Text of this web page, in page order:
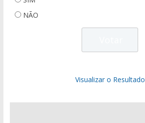
NÃO
Visualizar o Resultado